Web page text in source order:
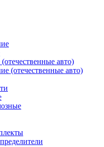
авто)
(отечественные авто)